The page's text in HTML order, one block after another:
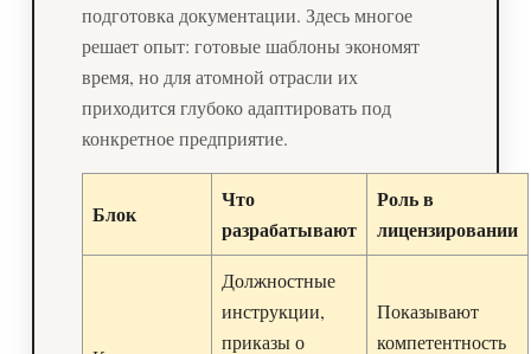
подготовка документации. Здесь многое
решает опыт: готовые шаблоны экономят
время, но для атомной отрасли их
приходится глубоко адаптировать под
конкретное предприятие.
Блок
Что
разрабатывают
Роль в
лицензировании
Должностные
инструкции,
приказы о
Показывают
компетентность